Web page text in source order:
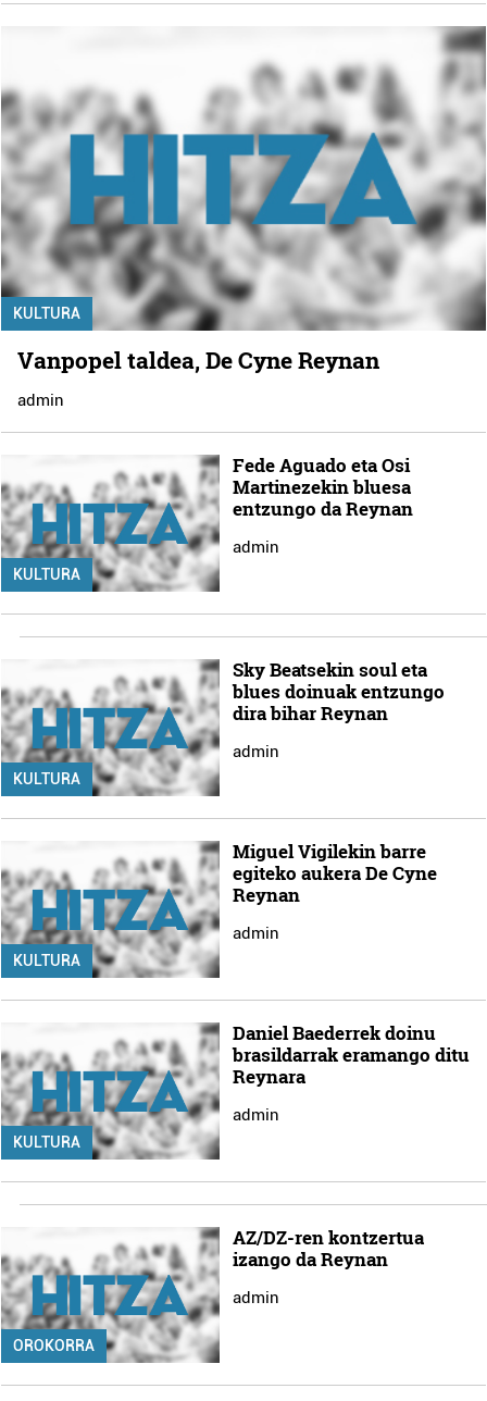
KULTURA
Vanpopel taldea, De Cyne Reynan
admin
KULTURA
Fede Aguado eta Osi
Martinezekin bluesa
entzungo da Reynan
admin
KULTURA
Sky Beatsekin soul eta
blues doinuak entzungo
dira bihar Reynan
admin
KULTURA
Miguel Vigilekin barre
egiteko aukera De Cyne
Reynan
admin
KULTURA
Daniel Baederrek doinu
brasildarrak eramango ditu
Reynara
admin
OROKORRA
AZ/DZ-ren kontzertua
izango da Reynan
admin